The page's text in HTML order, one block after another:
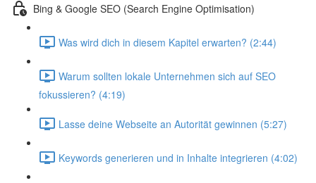
Bing & Google SEO (Search Engine Optimisation)
Was wird dich in diesem Kapitel erwarten? (2:44)
Warum sollten lokale Unternehmen sich auf SEO
fokussieren? (4:19)
Lasse deine Webseite an Autorität gewinnen (5:27)
Keywords generieren und in Inhalte integrieren (4:02)